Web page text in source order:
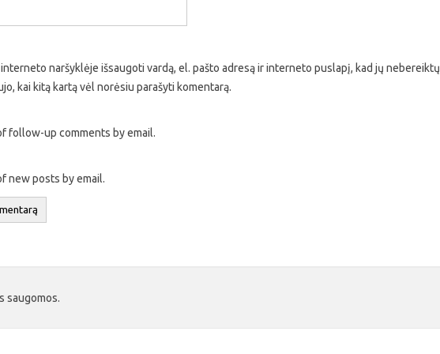
naršyklėje išsaugoti vardą, el. pašto adresą ir interneto puslapį, kad jų nebereiktų
kai kitą kartą vėl norėsiu parašyti komentarą.
follow-up comments by email.
new posts by email.
saugomos.